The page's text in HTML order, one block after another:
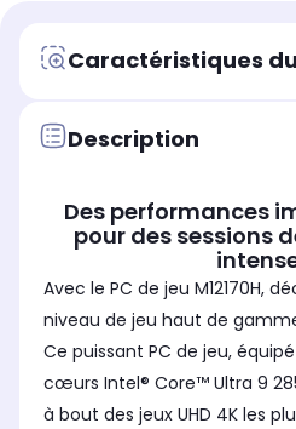
Mémoire vive
64 Go
DDR5
Fréquence du processeur (en
Fréquence Turboboost (en GHz)
5.7
3.2
6
Caractéristiques
Description
Des performances
pour des sessions
Avec le PC de jeu M12170H,
niveau de jeu haut de
Ce puissant PC de jeu,
cœurs Intel® Core™ Ultra 9
à bout des jeux UHD 4K les